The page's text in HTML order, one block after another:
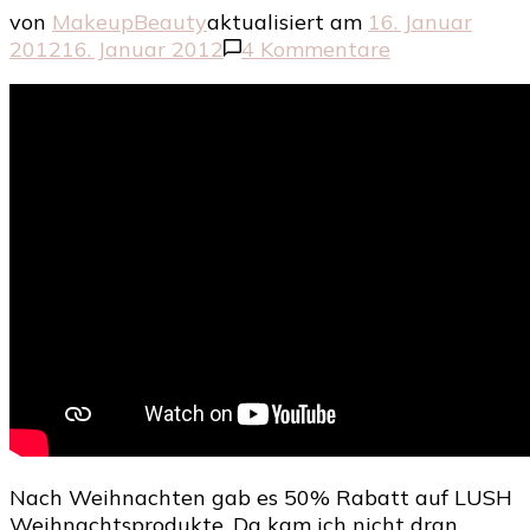
von MakeupBeautyaktualisiert am 16. Januar
201216. Januar 2012 4 Kommentare
Nach Weihnachten gab es 50% Rabatt auf LUSH
Weihnachtsprodukte. Da kam ich nicht dran